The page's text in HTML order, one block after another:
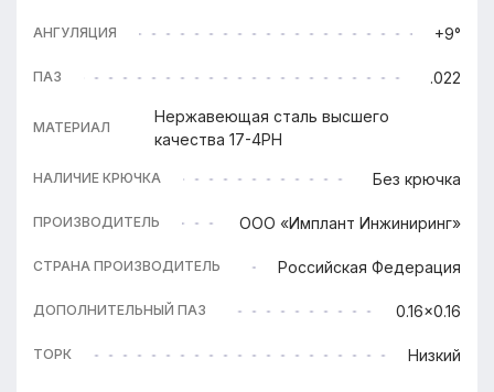
АНГУЛЯЦИЯ +9°
ПАЗ .022
МАТЕРИАЛ
Нержавеющая сталь высшего
качества 17-4PH
НАЛИЧИЕ КРЮЧКА Без крючка
ПРОИЗВОДИТЕЛЬ ООО «Имплант Инжиниринг»
СТРАНА ПРОИЗВОДИТЕЛЬ Российская Федерация
ДОПОЛНИТЕЛЬНЫЙ ПАЗ 0.16x0.16
ТОРК Низкий